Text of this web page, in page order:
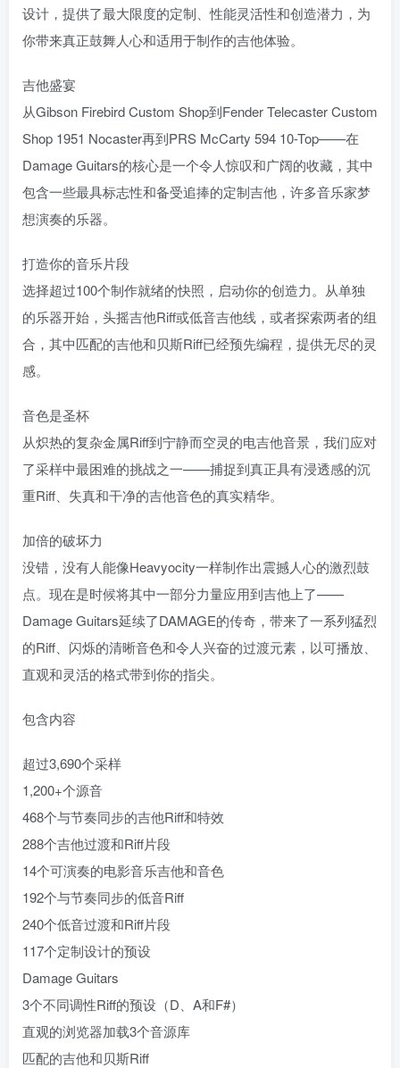
设计，提供了最大限度的定制、性能灵活性和创造潜力，为
你带来真正鼓舞人心和适用于制作的吉他体验。
吉他盛宴
从Gibson Firebird Custom Shop到Fender Telecaster Custom
Shop 1951 Nocaster再到PRS McCarty 594 10-Top——在
Damage Guitars的核心是一个令人惊叹和广阔的收藏，其中
包含一些最具标志性和备受追捧的定制吉他，许多音乐家梦
想演奏的乐器。
打造你的音乐片段
选择超过100个制作就绪的快照，启动你的创造力。从单独
的乐器开始，头摇吉他Riff或低音吉他线，或者探索两者的组
合，其中匹配的吉他和贝斯Riff已经预先编程，提供无尽的灵
感。
音色是圣杯
从炽热的复杂金属Riff到宁静而空灵的电吉他音景，我们应对
了采样中最困难的挑战之一——捕捉到真正具有浸透感的沉
重Riff、失真和干净的吉他音色的真实精华。
加倍的破坏力
没错，没有人能像Heavyocity一样制作出震撼人心的激烈鼓
点。现在是时候将其中一部分力量应用到吉他上了——
Damage Guitars延续了DAMAGE的传奇，带来了一系列猛烈
的Riff、闪烁的清晰音色和令人兴奋的过渡元素，以可播放、
直观和灵活的格式带到你的指尖。
包含内容
超过3,690个采样
1,200+个源音
468个与节奏同步的吉他Riff和特效
288个吉他过渡和Riff片段
14个可演奏的电影音乐吉他和音色
192个与节奏同步的低音Riff
240个低音过渡和Riff片段
117个定制设计的预设
Damage Guitars
3个不同调性Riff的预设（D、A和F#）
直观的浏览器加载3个音源库
匹配的吉他和贝斯Riff